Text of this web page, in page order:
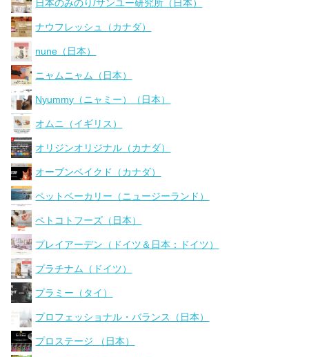
日本のみのり/サンユー研究所（日本）
ナウフレッシュ（カナダ）
nune（日本）
ニャムニャム（日本）
Nyummy（ニャミー）（日本）
オムニ（イギリス）
オリジンオリジナル（カナダ）
オーブンベイクド（カナダ）
ペットベーカリー（ニュージーランド）
ペトコトフーズ（日本）
プレイアーデン（ドイツ＆日本：ドイツ）
プラチナム（ドイツ）
プラミー（タイ）
プロフェッショナル・バランス（日本）
プロステージ （日本）